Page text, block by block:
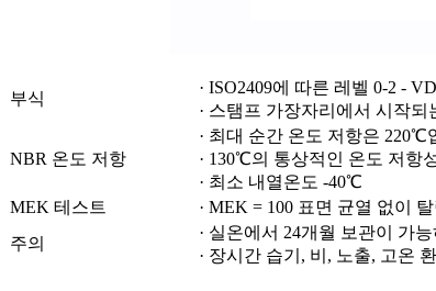
부식
· ISO2409에 따른 레벨 0-2 -
· 스탬프 가장자리에서 시작
NBR 온도 저항
· 최대 순간 온도 저항은 220℃
· 130℃의 통상적인 온도 저항
· 최소 내열온도 -40℃
MEK 테스트
· MEK = 100 표면 균열 없이
주의
· 실온에서 24개월 보관이 가
· 장시간 습기, 비, 노출, 고온